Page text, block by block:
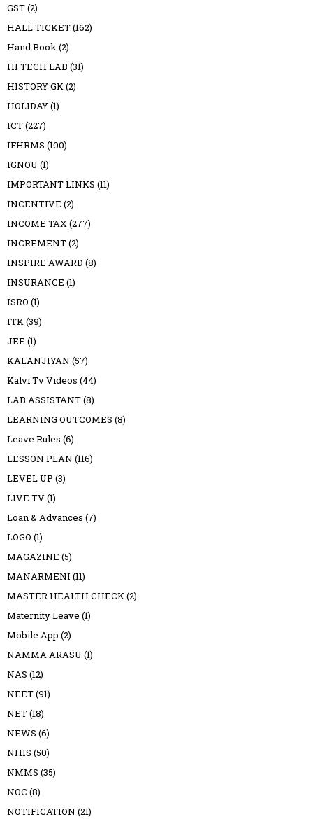
GST(2)
HALL TICKET(162)
Hand Book(2)
HI TECH LAB (31)
HISTORY GK(2)
HOLIDAY(1)
ICT(227)
IFHRMS (100)
IGNOU (1)
IMPORTANT LINKS (11)
INCENTIVE (2)
INCOME TAX(277)
INCREMENT(2)
INSPIRE AWARD (8)
INSURANCE (1)
ISRO (1)
ITK(39)
JEE (1)
KALANJIYAN (57)
Kalvi Tv Videos (44)
LAB ASSISTANT(8)
LEARNING OUTCOMES (8)
Leave Rules (6)
LESSON PLAN (116)
LEVEL UP (3)
LIVE TV(1)
Loan & Advances (7)
LOGO (1)
MAGAZINE (5)
MANARMENI (11)
MASTER HEALTH CHECK(2)
Maternity Leave (1)
Mobile App (2)
NAMMA ARASU (1)
NAS (12)
NEET(91)
NET(18)
NEWS (6)
NHIS (50)
NMMS (35)
NOC (8)
NOTIFICATION (21)